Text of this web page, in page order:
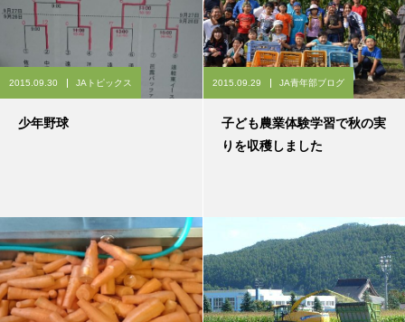
2015.09.30 JAトピックス
少年野球
2015.09.29 JA青年部ブログ
子ども農業体験学習で秋の実
りを収穫しました